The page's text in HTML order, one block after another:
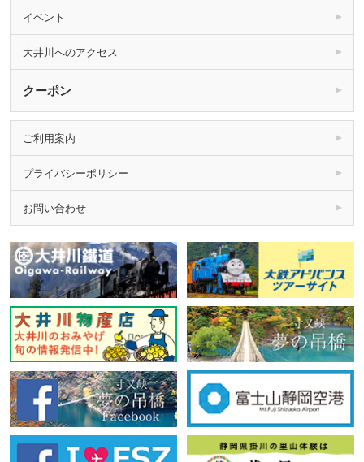
イベント
大井川へのアクセス
クーポン
ご利用案内
プライバシーポリシー
お問い合わせ